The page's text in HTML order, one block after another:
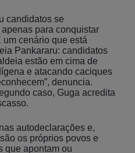
candidatos se
para conquistar
um cenário que está
Pankararu: candidatos
estão em cima de
e atacando caciques
denuncia.
caso, Guga acredita
autodeclarações e,
os próprios povos e
que apontam ou